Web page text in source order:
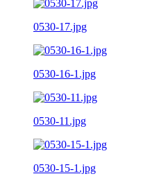
0530-17.jpg
0530-16-1.jpg
0530-11.jpg
0530-15-1.jpg